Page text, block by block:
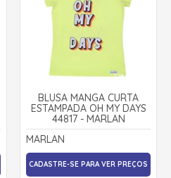
BLUSA MANGA CURTA
ESTAMPADA OH MY DAYS
44817 - MARLAN
MARLAN
CADASTRE-SE PARA VER PREÇOS